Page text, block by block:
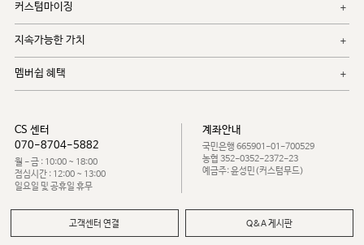
커스텀마이징
지속가능한 가치
멤버쉽 혜택
CS 센터
070-8704-5882
월 - 금 : 10:00 ~ 18:00
점심시간 : 12:00 ~ 13:00
일요일 및 공휴일 휴무
계좌안내
국민은행 665901-01-700529
농협 352-0352-2372-23
예금주: 윤성민(커스텀무드)
고객센터 연결 Q&A 게시판